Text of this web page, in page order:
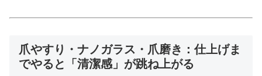
爪やすり・ナノガラス・爪磨き：仕上げま
でやると「清潔感」が跳ね上がる